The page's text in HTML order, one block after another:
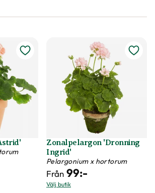
Zonalpelargon 'Dronning
Ingrid'
Pelargonium x hortorum
Från 99:-
Välj butik